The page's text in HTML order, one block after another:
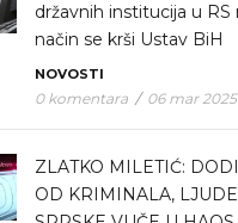
državnih institucija u RS
način se krši Ustav BiH
NOVOSTI
0 komentara / 06 mar 2025
ZLATKO MILETIĆ:
OD KRIMINALA,